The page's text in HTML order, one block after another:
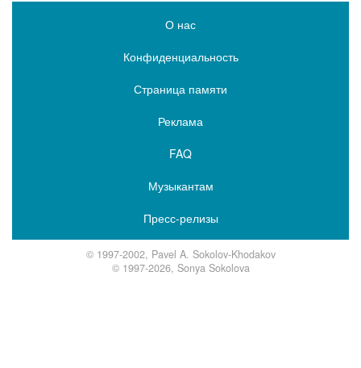
О нас
Конфиденциальность
Страница памяти
Реклама
FAQ
Музыкантам
Пресс-релизы
© 1997-2002, Pavel A. Sokolov-Khodakov
© 1997-2026, Sonya Sokolova